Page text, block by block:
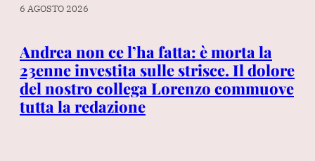
6 AGOSTO 2026
Andrea non ce l’ha fatta: è morta la
23enne investita sulle strisce. Il dolore
del nostro collega Lorenzo commuove
tutta la redazione